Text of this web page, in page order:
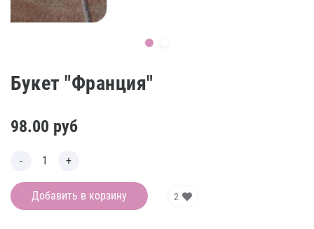
Букет "Франция"
98.00 руб
Добавить в корзину 2